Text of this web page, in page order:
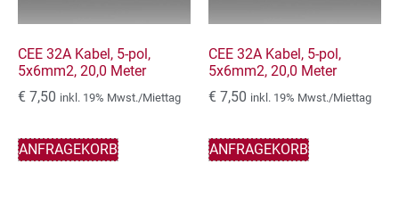
CEE 32A Kabel, 5-pol,
5x6mm2, 20,0 Meter
€ 7,50 inkl. 19% Mwst./Miettag
ANFRAGEKORB
CEE 32A Kabel, 5-pol,
5x6mm2, 20,0 Meter
€ 7,50 inkl. 19% Mwst./Miettag
ANFRAGEKORB